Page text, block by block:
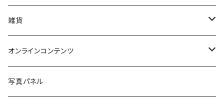
美術
POLEWARDS
Tシャツ
雑貨
バッグ
ブックカバー
オンラインコンテンツ
冒険クロストーク
写真パネル